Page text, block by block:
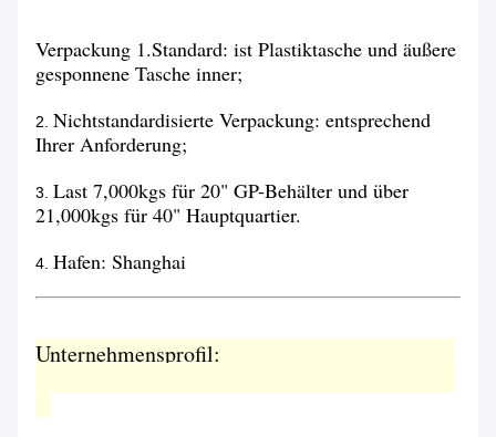
Verpackung 1.Standard: ist Plastiktasche und äußere
gesponnene Tasche inner;
2. Nichtstandardisierte Verpackung: entsprechend
Ihrer Anforderung;
3. Last 7,000kgs für 20" GP-Behälter und über
21,000kgs für 40" Hauptquartier.
4. Hafen: Shanghai
Unternehmensprofil: